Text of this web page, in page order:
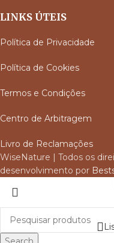
LINKS ÚTEIS
Política de Privacidade
Política de Cookies
Termos e Condições
Centro de Arbitragem
Livro de Reclamações
WiseNature | Todos os
desenvolvimento por